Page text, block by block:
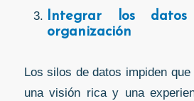
Integrar los
organización
Los silos de datos impiden
una visión rica y una